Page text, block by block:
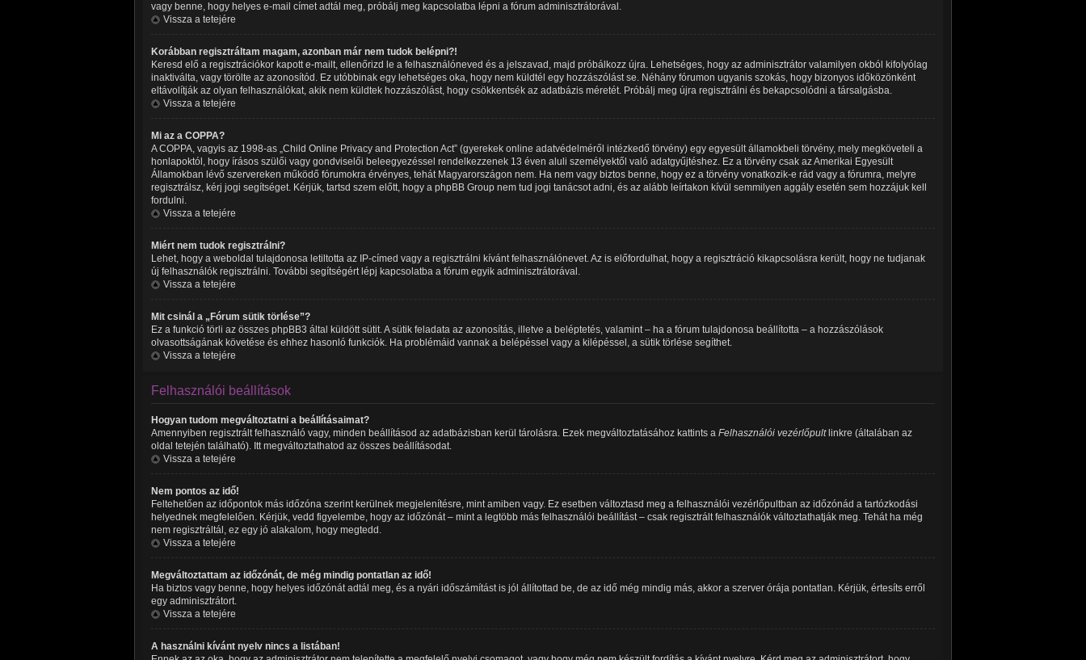
vagy benne, hogy helyes e-mail címet adtál meg, próbálj meg kapcsolatba lépni a fórum adminisztrátorával.
Vissza a tetejére
Korábban regisztráltam magam, azonban már nem tudok belépni?!
Keresd elő a regisztrációkor kapott e-mailt, ellenőrizd le a felhasználóneved és a jelszavad, majd próbálkozz újra. Lehetséges, hogy az adminisztrátor valamilyen okból kifolyólag
inaktiválta, vagy törölte az azonosítód. Ez utóbbinak egy lehetséges oka, hogy nem küldtél egy hozzászólást se. Néhány fórumon ugyanis szokás, hogy bizonyos időközönként
eltávolítják az olyan felhasználókat, akik nem küldtek hozzászólást, hogy csökkentsék az adatbázis méretét. Próbálj meg újra regisztrálni és bekapcsolódni a társalgásba.
Vissza a tetejére
Mi az a COPPA?
A COPPA, vagyis az 1998-as „Child Online Privacy and Protection Act” (gyerekek online adatvédelméről intézkedő törvény) egy egyesült államokbeli törvény, mely megköveteli a
honlapoktól, hogy írásos szülői vagy gondviselői beleegyezéssel rendelkezzenek 13 éven aluli személyektől való adatgyűjtéshez. Ez a törvény csak az Amerikai Egyesült
Államokban lévő szervereken működő fórumokra érvényes, tehát Magyarországon nem. Ha nem vagy biztos benne, hogy ez a törvény vonatkozik-e rád vagy a fórumra, melyre
regisztrálsz, kérj jogi segítséget. Kérjük, tartsd szem előtt, hogy a phpBB Group nem tud jogi tanácsot adni, és az alább leírtakon kívül semmilyen aggály esetén sem hozzájuk kell
fordulni.
Vissza a tetejére
Miért nem tudok regisztrálni?
Lehet, hogy a weboldal tulajdonosa letiltotta az IP-címed vagy a regisztrálni kívánt felhasználónevet. Az is előfordulhat, hogy a regisztráció kikapcsolásra került, hogy ne tudjanak
új felhasználók regisztrálni. További segítségért lépj kapcsolatba a fórum egyik adminisztrátorával.
Vissza a tetejére
Mit csinál a „Fórum sütik törlése”?
Ez a funkció törli az összes phpBB3 által küldött sütit. A sütik feladata az azonosítás, illetve a beléptetés, valamint – ha a fórum tulajdonosa beállította – a hozzászólások
olvasottságának követése és ehhez hasonló funkciók. Ha problémáid vannak a belépéssel vagy a kilépéssel, a sütik törlése segíthet.
Vissza a tetejére
Felhasználói beállítások
Hogyan tudom megváltoztatni a beállításaimat?
Amennyiben regisztrált felhasználó vagy, minden beállításod az adatbázisban kerül tárolásra. Ezek megváltoztatásához kattints a Felhasználói vezérlőpultlinkre (általában az
oldal tetején található). Itt megváltoztathatod az összes beállításodat.
Vissza a tetejére
Nem pontos az idő!
Feltehetően az időpontok más időzóna szerint kerülnek megjelenítésre, mint amiben vagy. Ez esetben változtasd meg a felhasználói vezérlőpultban az időzónád a tartózkodási
helyednek megfelelően. Kérjük, vedd figyelembe, hogy az időzónát – mint a legtöbb más felhasználói beállítást – csak regisztrált felhasználók változtathatják meg. Tehát ha még
nem regisztráltál, ez egy jó alakalom, hogy megtedd.
Vissza a tetejére
Megváltoztattam az időzónát, de még mindig pontatlan az idő!
Ha biztos vagy benne, hogy helyes időzónát adtál meg, és a nyári időszámítást is jól állítottad be, de az idő még mindig más, akkor a szerver órája pontatlan. Kérjük, értesíts erről
egy adminisztrátort.
Vissza a tetejére
A használni kívánt nyelv nincs a listában!